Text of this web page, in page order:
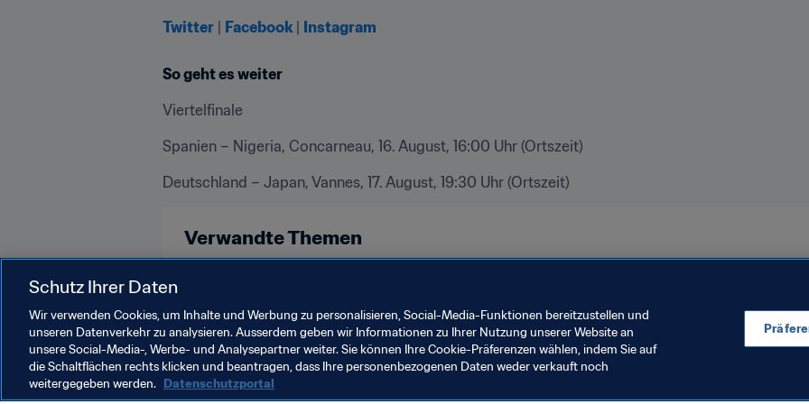
Twitter
Facebook | Instagram
So geht es weiter
Viertelfinale
Spanien – Nigeria, Concarneau, 16. August, 16:00 Uhr (Ortszeit)
Deutschland – Japan, Vannes, 17. August, 19:30 Uhr (Ortszeit)
Verwandte Themen
Schutz Ihrer Daten
Wir verwenden Cookies, um Inhalte und Werbung zu personalisieren, Social-Media-Funktionen bereitzustellen und
unseren Datenverkehr zu analysieren. Ausserdem geben wir Informationen zu Ihrer Nutzung unserer Website an
unsere Social-Media-, Werbe- und Analysepartner weiter. Sie können Ihre Cookie-Präferenzen wählen, indem Sie auf
die Schaltflächen rechts klicken und beantragen, dass Ihre personenbezogenen Daten weder verkauft noch
weitergegeben werden. Datenschutzportal